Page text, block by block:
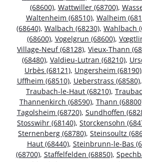
(68600), Wattwiller (68700),
Waltenheim (68510), Walheim
(68640), Walbach (68230), Wahlbach
(68600), Vogelgrun (68600),
Village-Neuf (68128), Vieux-Thann
(68480), Valdieu-Lutran (68210),
Urbès (68121), Ungersheim (68190)
Uffheim (68510), Ueberstrass (68580),
Traubach-le-Haut (68210),
Thannenkirch (68590), Thann
Tagolsheim (68720), Sundhoffen
Stosswihr (68140), Storckensohn
Sternenberg (68780), Steinsoultz
Haut (68440), Steinbrunn-le-Bas
(68700), Staffelfelden (68850),